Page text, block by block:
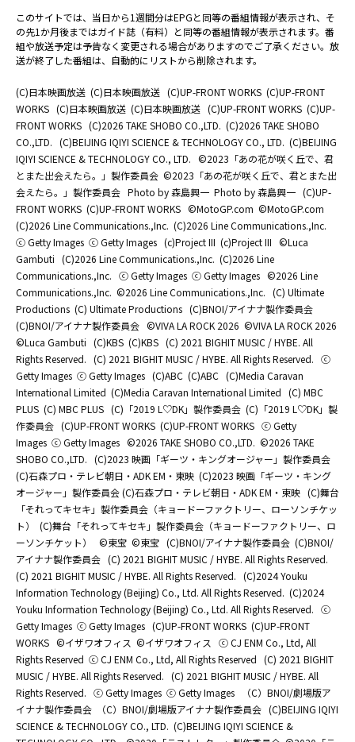
このサイトでは、当日から1週間分はEPGと同等の番組情報が表示され、そ
の先1か月後まではガイド誌（有料）と同等の番組情報が表示されます。番
組や放送予定は予告なく変更される場合がありますのでご了承ください。放
送が終了した番組は、自動的にリストから削除されます。
(C)日本映画放送 (C)日本映画放送 (C)UP-FRONT WORKS (C)UP-FRONT
WORKS (C)日本映画放送 (C)日本映画放送 (C)UP-FRONT WORKS (C)UP-
FRONT WORKS (C)2026 TAKE SHOBO CO.,LTD. (C)2026 TAKE SHOBO
CO.,LTD. (C)BEIJING IQIYI SCIENCE & TECHNOLOGY CO., LTD. (C)BEIJING
IQIYI SCIENCE & TECHNOLOGY CO., LTD. ©2023「あの花が咲く丘で、君
とまた出会えたら。」製作委員会 ©2023「あの花が咲く丘で、君とまた出
会えたら。」製作委員会 Photo by 森島興一 Photo by 森島興一 (C)UP-
FRONT WORKS (C)UP-FRONT WORKS ©MotoGP.com ©MotoGP.com
(C)2026 Line Communications.,Inc. (C)2026 Line Communications.,Inc.
ⓒ Getty Images ⓒ Getty Images (c)Project III (c)Project III ©Luca
Gambuti (C)2026 Line Communications.,Inc. (C)2026 Line
Communications.,Inc. ⓒ Getty Images ⓒ Getty Images ©2026 Line
Communications.,Inc. ©2026 Line Communications.,Inc. (C) Ultimate
Productions (C) Ultimate Productions (C)BNOI/アイナナ製作委員会
(C)BNOI/アイナナ製作委員会 ©️VIVA LA ROCK 2026 ©️VIVA LA ROCK 2026
©Luca Gambuti (C)KBS (C)KBS (C) 2021 BIGHIT MUSIC / HYBE. All
Rights Reserved. (C) 2021 BIGHIT MUSIC / HYBE. All Rights Reserved. ⓒ
Getty Images ⓒ Getty Images (C)ABC (C)ABC (C)Media Caravan
International Limited (C)Media Caravan International Limited (C) MBC
PLUS (C) MBC PLUS (C)「2019 L♡DK」製作委員会 (C)「2019 L♡DK」製
作委員会 (C)UP-FRONT WORKS (C)UP-FRONT WORKS ⓒ Getty
Images ⓒ Getty Images ©2026 TAKE SHOBO CO.,LTD. ©2026 TAKE
SHOBO CO.,LTD. (C)2023 映画「ギーツ・キングオージャー」製作委員会
(C)石森プロ・テレビ朝日・ADK EM・東映 (C)2023 映画「ギーツ・キング
オージャー」製作委員会 (C)石森プロ・テレビ朝日・ADK EM・東映 (C)舞台
「それってキセキ」製作委員会（キョードーファクトリー、ローソンチケッ
ト）
(C)舞台「それってキセキ」製作委員会（キョードーファクトリー、ロ
ーソンチケット）
©東宝 ©東宝 (C)BNOI/アイナナ製作委員会 (C)BNOI/
アイナナ製作委員会 (C) 2021 BIGHIT MUSIC / HYBE. All Rights Reserved.
(C) 2021 BIGHIT MUSIC / HYBE. All Rights Reserved. (C)2024 Youku
Information Technology (Beijing) Co., Ltd. All Rights Reserved. (C)2024
Youku Information Technology (Beijing) Co., Ltd. All Rights Reserved. ⓒ
Getty Images ⓒ Getty Images (C)UP-FRONT WORKS (C)UP-FRONT
WORKS ©イザワオフィス ©イザワオフィス ⓒ CJ ENM Co., Ltd, All
Rights Reserved ⓒ CJ ENM Co., Ltd, All Rights Reserved (C) 2021 BIGHIT
MUSIC / HYBE. All Rights Reserved. (C) 2021 BIGHIT MUSIC / HYBE. All
Rights Reserved. ⓒ Getty Images ⓒ Getty Images
（C）BNOI/劇場版ア
イナナ製作委員会
（C）BNOI/劇場版アイナナ製作委員会 (C)BEIJING IQIYI
SCIENCE & TECHNOLOGY CO., LTD. (C)BEIJING IQIYI SCIENCE &